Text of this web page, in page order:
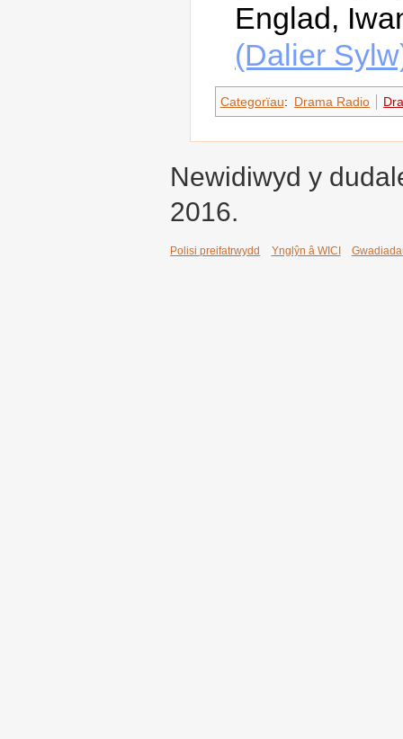
Englad,
(Dalier
Categorïau: Drama Radio
Newidiwyd y
2016.
Polisi preifatrwydd Ynglŷn â WICI